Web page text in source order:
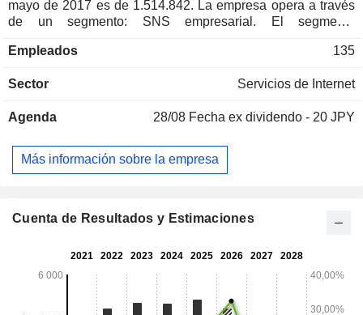
mayo de 2017 es de 1.514.842. La empresa opera a través
de un segmento: SNS empresarial. El segmento
empresas Wantedly Visit, la aplicación de gestión de
especializada en el uso empresarial Wantedly Chat, la
una filial.
Empleados 135
Sector Servicios de Internet
Agenda 28/08 Fecha ex dividendo - 20 JPY
Más información sobre la empresa
Cuenta de Resultados y Estimaciones